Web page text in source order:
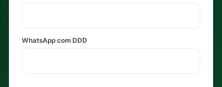
WhatsApp com DDD